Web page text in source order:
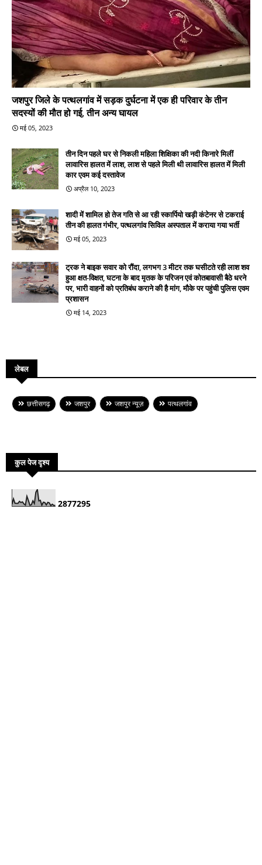
जशपुर जिले के पत्थलगांव में सड़क दुर्घटना में एक ही परिवार के तीन
सदस्यों की मौत हो गई, तीन अन्य घायल
मई 05, 2023
तीन दिन पहले घर से निकली महिला शिक्षिका की नदी किनारे मिलीं
लावारिस हालत में लाश, लाश से पहले मिली थी लावारिस हालत में मिली
कार एवम कई दस्तावेज
अप्रैल 10, 2023
शादी में शामिल हो तेज गति से आ रही स्कार्पियो खड़ी कंटेनर से टकराई
तीन की हालत गंभीर, पत्थलगांव सिविल अस्पताल में कराया गया भर्ती
मई 05, 2023
ट्रक ने बाइक सवार को रौंदा, लगभग 3 मीटर तक घसीटते रही लाश शव
हुआ क्षत-विक्षत, घटना के बाद मृतक के परिजन एवं कोतबावासी बैठे धरने
पर, भारी वाहनों को प्रतिबंध कराने की है मांग, मौके पर पहुंची पुलिस एवम
प्रशासन
मई 14, 2023
लेबल
छत्तीसगढ़ जशपुर जशपुर न्यूज़ पत्थलगांव
कुल पेज दृश्य
2877295